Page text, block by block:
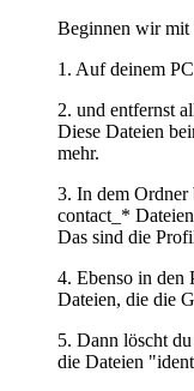
Beginnen wir mit
1. Auf deinem
2. und entfernst
Diese Dateien
mehr.
3. In dem Ordner
contact_*
Das sind die
4. Ebenso in den
Dateien, die die
5. Dann löscht
die Dateien